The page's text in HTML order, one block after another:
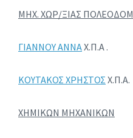
ΜΗΧ. ΧΩΡ/ΞΙΑΣ
ΓΙΑΝΝΟΥ ΑΝΝΑΧ.Π.Α .
ΚΟΥΤΑΚΟΣ ΧΡΗΣΤΟΣ Χ.Π.Α.
ΧΗΜΙΚΩΝ ΜΗΧΑΝΙΚΩΝ